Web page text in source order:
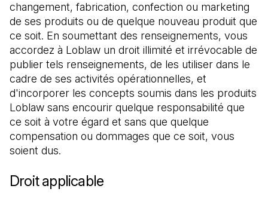
changement, fabrication, confection ou marketing
de ses produits ou de quelque nouveau produit que
ce soit. En soumettant des renseignements, vous
accordez à Loblaw un droit illimité et irrévocable de
publier tels renseignements, de les utiliser dans le
cadre de ses activités opérationnelles, et
d'incorporer les concepts soumis dans les produits
Loblaw sans encourir quelque responsabilité que
ce soit à votre égard et sans que quelque
compensation ou dommages que ce soit, vous
soient dus.
Droit applicable